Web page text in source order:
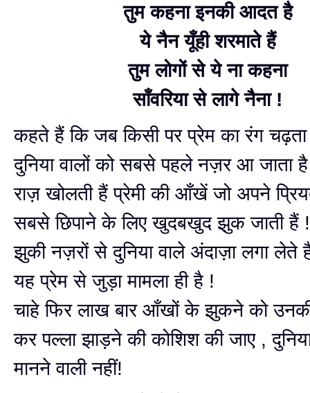
तुम कहना इनकी आदत है
ये नैन यूँही शरमाते हैं
तुम लोगों से ये ना कहना
साँवरिया से लागे नैना !
कहते हैं कि जब किसी पर प्रेम का रंग चढ़ता
दुनिया वालों को सबसे पहले नज़र आ जाता
राज़ खोलती हैं प्रेमी की आँखें जो अपने
सबसे छिपाने के लिए खुदबखुद झुक जाती हैं !
झुकी नज़रों से दुनिया वाले अंदाज़ा लगा लेते
यह प्रेम से जुड़ा मामला ही है !
चाहे फिर लाख बार आँखों के झुकने को
कर पल्ला झाड़ने की कोशिश की जाए ,
मानने वाली नहीं!